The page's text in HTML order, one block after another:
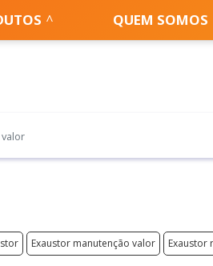
QUEM SOMOS
Exaustor manutenção valor Exaustor